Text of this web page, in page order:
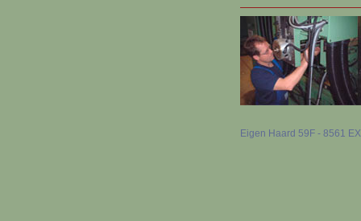
Eigen Haard 59F - 8561